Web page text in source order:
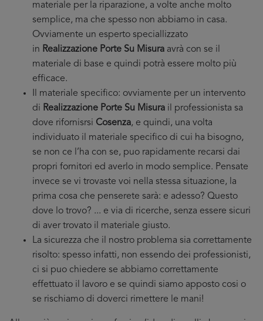
materiale per la riparazione, a volte anche molto
semplice, ma che spesso non abbiamo in casa.
Ovviamente un esperto speciallizzato
in Realizzazione Porte Su Misura avrà con se il
materiale di base e quindi potrà essere molto più
efficace.
Il materiale specifico: ovviamente per un intervento
di Realizzazione Porte Su Misura il professionista sa
dove rifornisrsi Cosenza, e quindi, una volta
individuato il materiale specifico di cui ha bisogno,
se non ce l’ha con se, puo rapidamente recarsi dai
propri fornitori ed averlo in modo semplice. Pensate
invece se vi trovaste voi nella stessa situazione, la
prima cosa che penserete sarà: e adesso? Questo
dove lo trovo? ... e via di ricerche, senza essere sicuri
di aver trovato il materiale giusto.
La sicurezza che il nostro problema sia correttamente
risolto: spesso infatti, non essendo dei professionisti,
ci si puo chiedere se abbiamo correttamente
effettuato il lavoro e se quindi siamo apposto cosi o
se rischiamo di doverci rimettere le mani!